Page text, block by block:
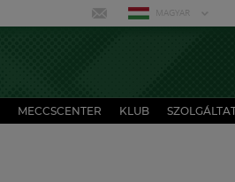
MAGYAR
MECCSCENTER KLUB